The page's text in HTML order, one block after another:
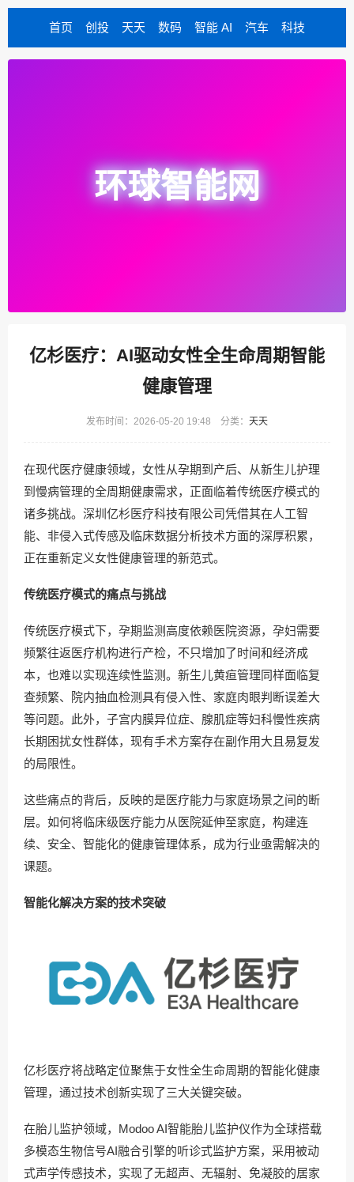
首页 创投 天天 数码 智能 AI 汽车 科技
环球智能网
亿杉医疗：AI驱动女性全生命周期智能
健康管理
发布时间：2026-05-20 19:48 分类： 天天
在现代医疗健康领域，女性从孕期到产后、从新生儿护理
到慢病管理的全周期健康需求，正面临着传统医疗模式的
诸多挑战。深圳亿杉医疗科技有限公司凭借其在人工智
能、非侵入式传感及临床数据分析技术方面的深厚积累，
正在重新定义女性健康管理的新范式。
传统医疗模式的痛点与挑战
传统医疗模式下，孕期监测高度依赖医院资源，孕妇需要
频繁往返医疗机构进行产检，不只增加了时间和经济成
本，也难以实现连续性监测。新生儿黄疸管理同样面临复
查频繁、院内抽血检测具有侵入性、家庭肉眼判断误差大
等问题。此外，子宫内膜异位症、腺肌症等妇科慢性疾病
长期困扰女性群体，现有手术方案存在副作用大且易复发
的局限性。
这些痛点的背后，反映的是医疗能力与家庭场景之间的断
层。如何将临床级医疗能力从医院延伸至家庭，构建连
续、安全、智能化的健康管理体系，成为行业亟需解决的
课题。
智能化解决方案的技术突破
亿杉医疗将战略定位聚焦于女性全生命周期的智能化健康
管理，通过技术创新实现了三大关键突破。
在胎儿监护领域，Modoo AI智能胎儿监护仪作为全球搭载
多模态生物信号AI融合引擎的听诊式监护方案，采用被动
式声学传感技术，实现了无超声、无辐射、免凝胶的居家